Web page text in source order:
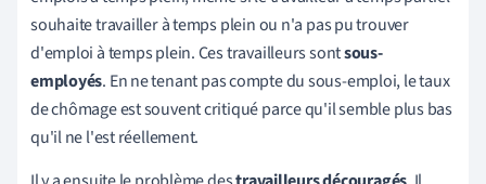
souhaite travailler à temps plein ou n'a pas pu trouver
d'emploi à temps plein. Ces travailleurs sontsous-
employés. En ne tenant pas compte du sous-emploi, le taux
de chômage est souvent critiqué parce qu'il semble plus bas
qu'il ne l'est réellement.